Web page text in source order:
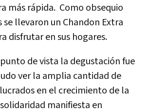
más rápida. Como obsequio
se llevaron un Chandon Extra
disfrutar en sus hogares.
de vista la degustación fue
ver la amplia cantidad de
en el crecimiento de la
manifiesta en